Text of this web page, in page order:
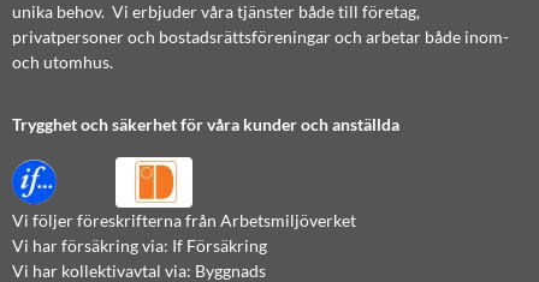
unika behov. Vi erbjuder våra tjänster både till företag,
privatpersoner och bostadsrättsföreningar och arbetar både inom-
och utomhus.
Trygghet och säkerhet för våra kunder och anställda
Vi följer föreskrifterna från Arbetsmiljöverket
Vi har försäkring via: If Försäkring
Vi har kollektivavtal via: Byggnads